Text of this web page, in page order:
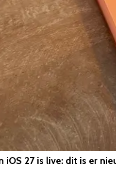
iOS 27 is live: dit is er